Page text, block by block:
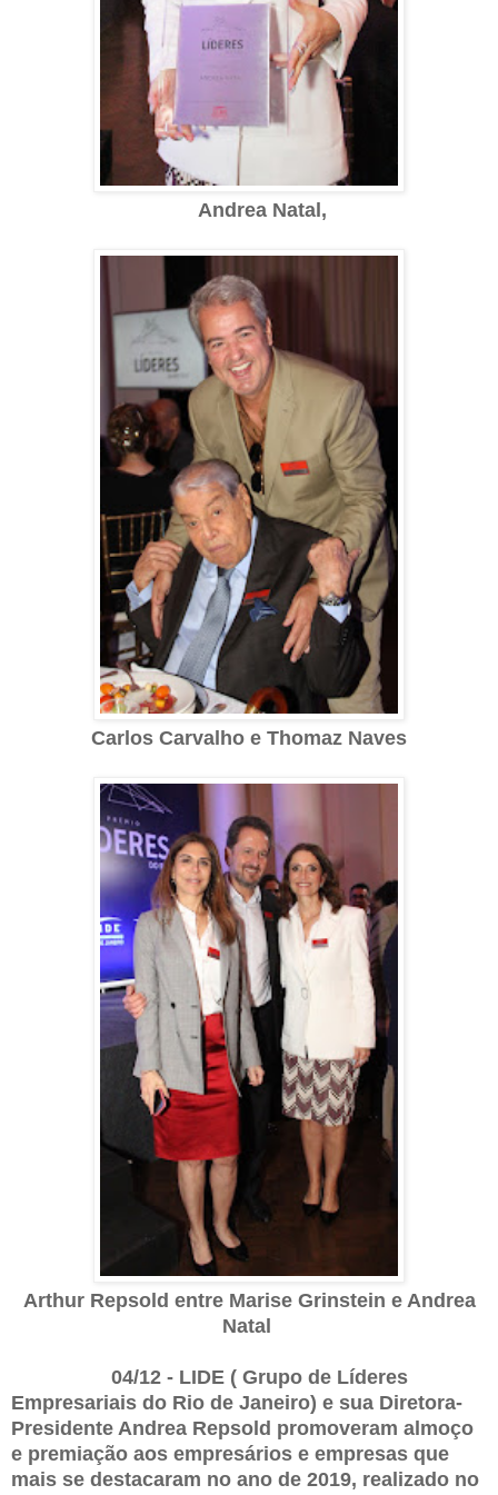
Andrea Natal,
Carlos Carvalho e Thomaz Naves
Arthur Repsold entre Marise Grinstein e Andrea
Natal
04/12 - LIDE ( Grupo de Líderes
Empresariais do Rio de Janeiro) e sua Diretora-
Presidente Andrea Repsold promoveram almoço
e premiação aos empresários e empresas que
mais se destacaram no ano de 2019, realizado no